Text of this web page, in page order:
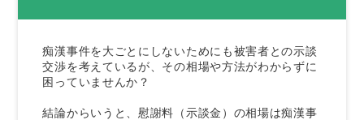
能性がある
2.被害者を刺激せずに交渉がおこなえる
3.適正な額の慰謝料で示談を結べる
を分けることになる
痴漢事件を大ごとにしないためにも被害者との示談
交渉を考えているが、その相場や方法がわからずに
困っていませんか？
結論からいうと、慰謝料（示談金）の相場は痴漢事